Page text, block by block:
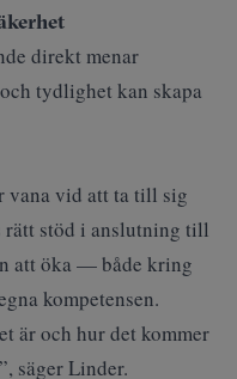
direkt menar
tydlighet kan skapa
vana vid att ta till sig
rätt stöd i anslutning till
att öka — både kring
kompetensen.
är och hur det kommer
säger Linder.